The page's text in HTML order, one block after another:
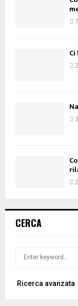
CERCA
rRicerca avanzata